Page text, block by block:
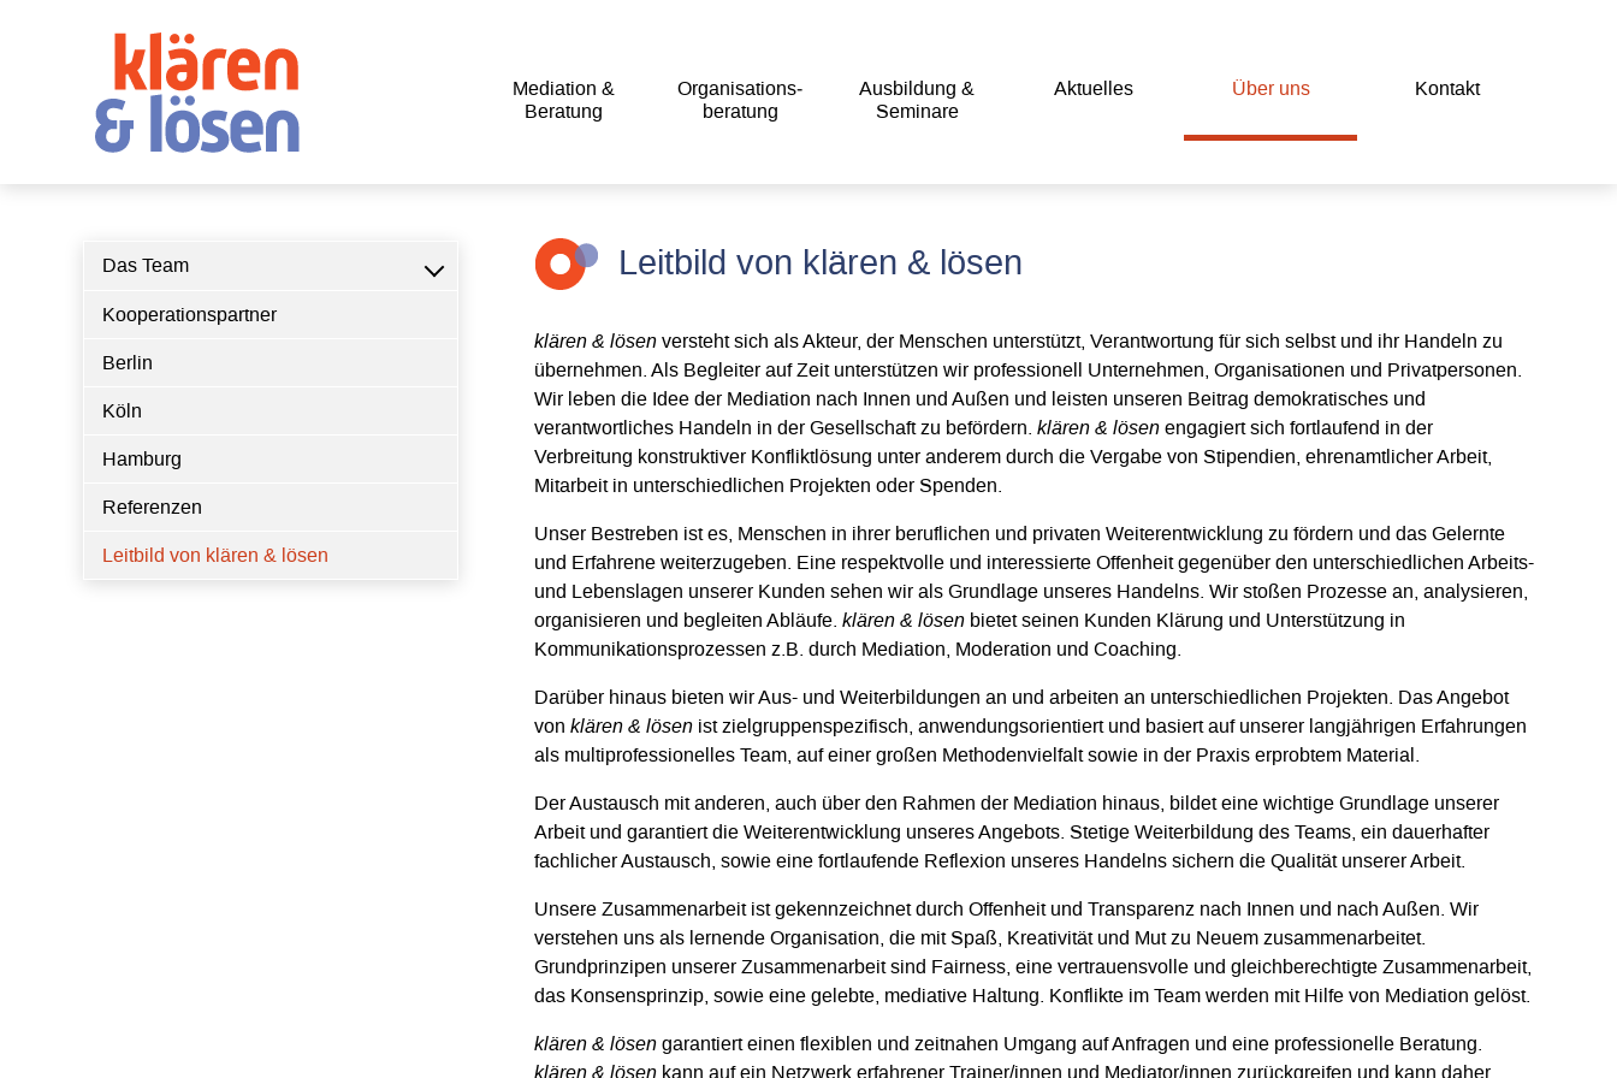
Mediation &
Beratung
Organisations­
beratung
Ausbildung &
Seminare
Aktu­elles Über uns
Das Team
Kooperationspartner
Berlin
Köln
Hamburg
Referenzen
Leitbild von klären & lösen
Kon­takt
Leitbild von klären & lösen
klären & lösenversteht sich als Akteur, der Menschen unterstützt, Verantwortung für sich selbst und ihr Handeln zu
übernehmen. Als Begleiter auf Zeit unterstützen wir professionell Unternehmen, Organisationen und Privatpersonen.
Wir leben die Idee der Mediation nach Innen und Außen und leisten unseren Beitrag demokratisches und
verantwortliches Handeln in der Gesellschaft zu befördern. klären & lösenengagiert sich fortlaufend in der
Verbreitung konstruktiver Konfliktlösung unter anderem durch die Vergabe von Stipendien, ehrenamtlicher Arbeit,
Mitarbeit in unterschiedlichen Projekten oder Spenden.
Unser Bestreben ist es, Menschen in ihrer beruflichen und privaten Weiterentwicklung zu fördern und das Gelernte
und Erfahrene weiterzugeben. Eine respektvolle und interessierte Offenheit gegenüber den unterschiedlichen Arbeits-
und Lebenslagen unserer Kunden sehen wir als Grundlage unseres Handelns. Wir stoßen Prozesse an, analysieren,
organisieren und begleiten Abläufe. klären & lösen bietet seinen Kunden Klärung und Unterstützung in
Kommunikationsprozessen z.B. durch Mediation, Moderation und Coaching.
Darüber hinaus bieten wir Aus- und Weiterbildungen an und arbeiten an unterschiedlichen Projekten. Das Angebot
von klären & lösen ist zielgruppenspezifisch, anwendungsorientiert und basiert auf unserer langjährigen Erfahrungen
als multiprofessionelles Team, auf einer großen Methodenvielfalt sowie in der Praxis erprobtem Material.
Der Austausch mit anderen, auch über den Rahmen der Mediation hinaus, bildet eine wichtige Grundlage unserer
Arbeit und garantiert die Weiterentwicklung unseres Angebots. Stetige Weiterbildung des Teams, ein dauerhafter
fachlicher Austausch, sowie eine fortlaufende Reflexion unseres Handelns sichern die Qualität unserer Arbeit.
Unsere Zusammenarbeit ist gekennzeichnet durch Offenheit und Transparenz nach Innen und nach Außen. Wir
verstehen uns als lernende Organisation, die mit Spaß, Kreativität und Mut zu Neuem zusammenarbeitet.
Grundprinzipen unserer Zusammenarbeit sind Fairness, eine vertrauensvolle und gleichberechtigte Zusammenarbeit,
das Konsensprinzip, sowie eine gelebte, mediative Haltung. Konflikte im Team werden mit Hilfe von Mediation gelöst.
klären & lösengarantiert einen flexiblen und zeitnahen Umgang auf Anfragen und eine professionelle Beratung.
klären & lösen kann auf ein Netzwerk erfahrener Trainer/innen und Mediator/innen zurückgreifen und kann daher